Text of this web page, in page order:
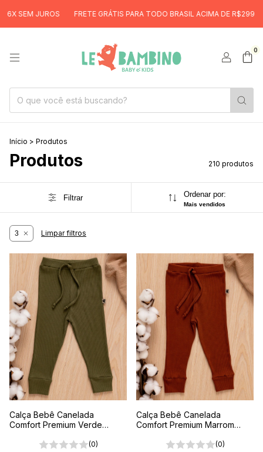
FRETE GRÁTIS PARA TODO BRASIL ACIMA DE R$299 6X SEM JUROS
0
Início > Produtos
Produtos 210 produtos
Filtrar Ordenar por:
Mais vendidos
3 Limpar filtros
Calça Bebê Canelada
Comfort Premium Verde
(0)
Calça Bebê Canelada
Comfort Premium Marrom
(0)